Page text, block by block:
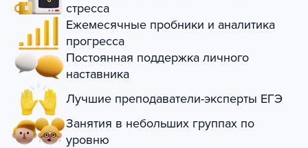
стресса
Ежемесячные пробники и аналитика
прогресса
Постоянная поддержка личного
наставника
Лучшие преподаватели-эксперты ЕГЭ
Занятия в небольших группах по
уровню